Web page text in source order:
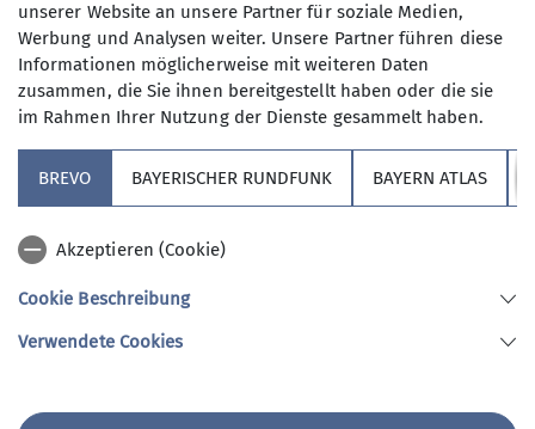
Redaktion Website
Sektion Hochland des Deutschen Alpenvereins e.V.
unserer Website an unsere Partner für soziale Medien,
Werbung und Analysen weiter. Unsere Partner führen diese
Informationen möglicherweise mit weiteren Daten
zusammen, die Sie ihnen bereitgestellt haben oder die sie
im Rahmen Ihrer Nutzung der Dienste gesammelt haben.
BREVO BAYERISCHER RUNDFUNK BAYERN ATLAS
Akzeptieren (Cookie)
Cookie Beschreibung
Verwendete Cookies